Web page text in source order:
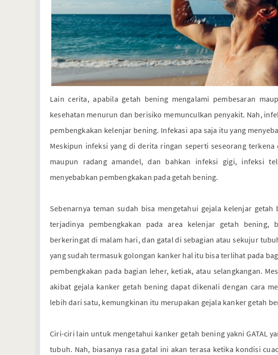
Lain cerita, apabila getah bening mengalami pembesaran
kesehatan menurun dan berisiko memunculkan penyakit. Nah,
pembengkakan kelenjar bening. Infekasi apa saja itu yang
Meskipun infeksi yang di derita ringan seperti seseorang
maupun radang amandel, dan bahkan infeksi gigi, infeksi
menyebabkan pembengkakan pada getah bening.
Sebenarnya teman sudah bisa mengetahui gejala kelenjar
terjadinya pembengkakan pada area kelenjar getah bening,
berkeringat di malam hari, dan gatal di sebagian atau sekujur
yang sudah termasuk golongan kanker hal itu bisa terlihat pada
pembengkakan pada bagian leher, ketiak, atau selangkangan.
akibat gejala kanker getah bening dapat dikenali dengan cara
lebih dari satu, kemungkinan itu merupakan gejala kanker getah
Ciri-ciri lain untuk mengetahui kanker getah bening yakni GATAL
tubuh. Nah, biasanya rasa gatal ini akan terasa ketika kondisi